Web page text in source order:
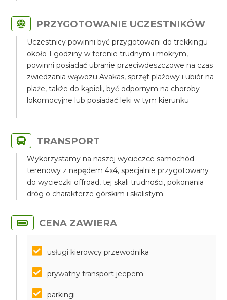
PRZYGOTOWANIE UCZESTNIKÓW
Uczestnicy powinni być przygotowani do trekkingu
około 1 godziny w terenie trudnym i mokrym,
powinni posiadać ubranie przeciwdeszczowe na czas
zwiedzania wąwozu Avakas, sprzęt plażowy i ubiór na
plaże, także do kąpieli, być odpornym na choroby
lokomocyjne lub posiadać leki w tym kierunku
TRANSPORT
Wykorzystamy na naszej wycieczce samochód
terenowy z napędem 4x4, specjalnie przygotowany
do wycieczki offroad, tej skali trudności, pokonania
dróg o charakterze górskim i skalistym.
CENA ZAWIERA
usługi kierowcy przewodnika
prywatny transport jeepem
parkingi